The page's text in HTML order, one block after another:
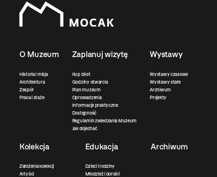
O Muzeum
Historia i misja
Architektura
Zespół
Praca i staże
Zaplanuj wizytę
Kup bilet
Godziny otwarcia
Plan muzeum
Oprowadzenia
Informacje praktyczne
Dostępność
Regulamin zwiedzania Muzeum
Jak dojechać
Wystawy
Wystawy czasowe
Wystawy stałe
Archiwum
Projekty
Kolekcja
Założenia kolekcji
Artyści
Edukacja
Dzieci i rodziny
Młodzież i dorośli
Archiwum